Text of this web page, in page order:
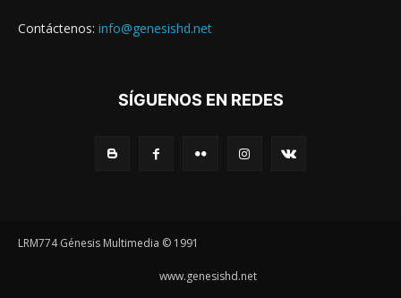
Contáctenos: info@genesishd.net
SÍGUENOS EN REDES
LRM774 Génesis Multimedia © 1991
www.genesishd.net